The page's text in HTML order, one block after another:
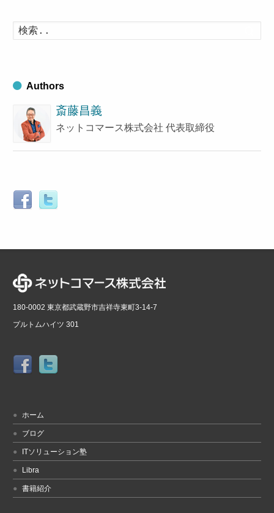
イ
ブ
索
Authors
斎藤昌義
ネットコマース株式会社 代表取締役
180-0002 東京都武蔵野市吉祥寺東町3-14-7
プルトムハイツ 301
ホーム
ブログ
ITソリューション塾
Libra
書籍紹介